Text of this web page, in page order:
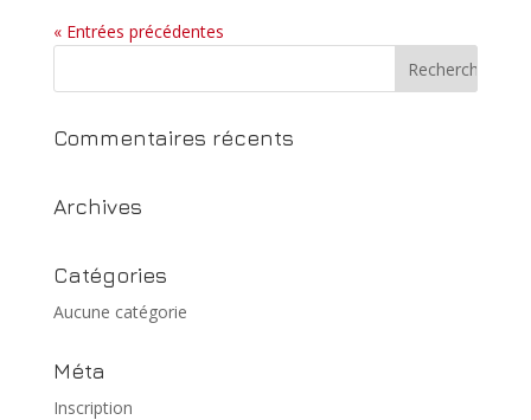
« Entrées précédentes
Commentaires récents
Archives
Catégories
Aucune catégorie
Méta
Inscription